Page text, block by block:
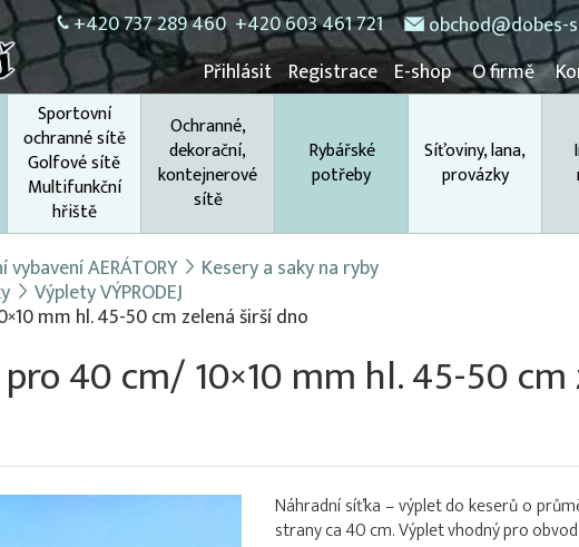
+420 737 289 460 +420 603 461 721 obchod@dobes-
Přihlásit Registrace E-shop O firmě
Sportovní
ochranné sítě
Golfové sítě
Multifunkční
hřiště
Ochranné,
dekorační,
kontejnerové
sítě
Rybářské
potřeby
Síťoviny, lana,
provázky
AERÁTORY Kesery a saky na ryby
Výplety VÝPRODEJ
mm hl. 45-50 cm zelená širší dno
40 cm/ 10×10 mm hl. 45-50 cm
Náhradní síťka – výplet do keserů o
strany ca 40 cm. Výplet vhodný pro